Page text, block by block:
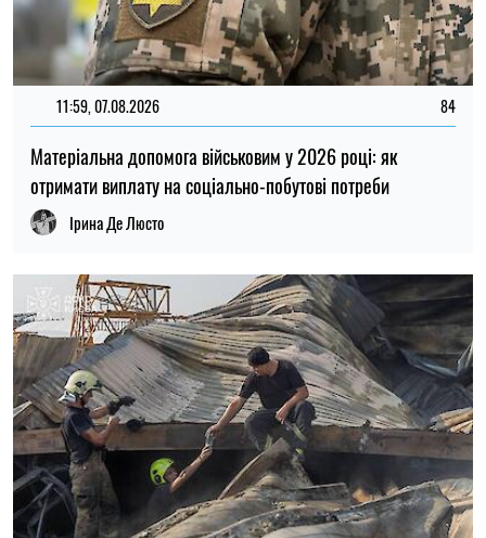
20:27, 06.08.2026
Російські удари по складах: чи чекати дефіциту товарів і
зростання цін в Україні
Микола Потика